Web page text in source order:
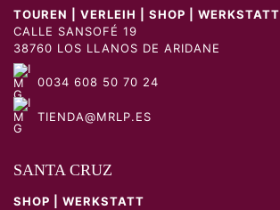
TOUREN | VERLEIH | SHOP | WERKSTATT
CALLE SANSOFÉ 19
38760 LOS LLANOS DE ARIDANE
0034 608 50 70 24
TIENDA@MRLP.ES
SANTA CRUZ
SHOP | WERKSTATT